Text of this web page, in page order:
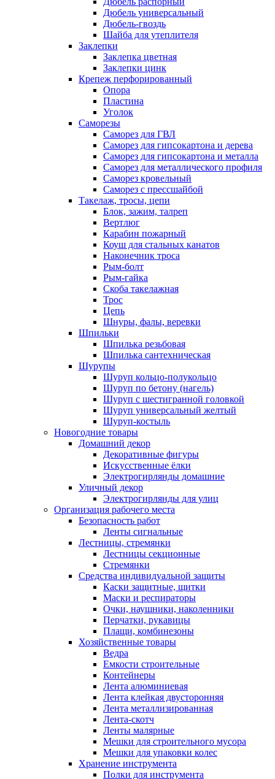
Дюбель универсальный
Дюбель-гвоздь
Шайба для утеплителя
Заклепки
Заклепка цветная
Заклепки цинк
Крепеж перфорированный
Опора
Пластина
Уголок
Саморезы
Саморез для ГВЛ
Саморез для гипсокартона и дерева
Саморез для гипсокартона и металла
Саморез для металлического профиля
Саморез кровельный
Саморез с прессшайбой
Такелаж, тросы, цепи
Блок, зажим, талреп
Вертлюг
Карабин пожарный
Коуш для стальных канатов
Наконечник троса
Рым-болт
Рым-гайка
Скоба такелажная
Трос
Цепь
Шнуры, фалы, веревки
Шпильки
Шпилька резьбовая
Шпилька сантехническая
Шурупы
Шуруп кольцо-полукольцо
Шуруп по бетону (нагель)
Шуруп с шестигранной головкой
Шуруп универсальный желтый
Шуруп-костыль
Новогодние товары
Домашний декор
Декоративные фигуры
Искусственные ёлки
Электрогирлянды домашние
Уличный декор
Электрогирлянды для улиц
Организация рабочего места
Безопасность работ
Ленты сигнальные
Лестницы, стремянки
Лестницы секционные
Стремянки
Средства индивидуальной защиты
Каски защитные, щитки
Маски и респираторы
Очки, наушники, наколенники
Перчатки, рукавицы
Плащи, комбинезоны
Хозяйственные товары
Ведра
Емкости строительные
Контейнеры
Лента алюминиевая
Лента клейкая двусторонняя
Лента металлизированная
Лента-скотч
Ленты малярные
Мешки для строительного мусора
Мешки для упаковки колес
Хранение инструмента
Полки для инструмента